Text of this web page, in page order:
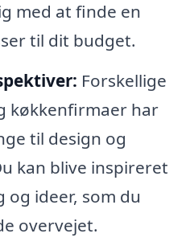
med at finde en
til dit budget.
Forskellige
køkkenfirmaer har
til design og
kan blive inspireret
og ideer, som du
overvejet.